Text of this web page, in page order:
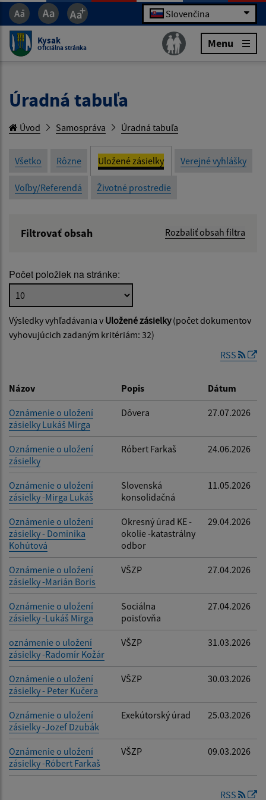
Slovenčina
Kysak
Oficiálna stránka Menu
Úradná tabuľa
Úvod Samospráva Úradná tabuľa
Všetko Rôzne Uložené zásielky Verejné vyhlášky
Voľby/Referendá Životné prostredie
Filtrovať obsah Rozbaliť obsah filtra
Popis:
Dátum zverejnenia od:
Filtrovať
Počet položiek na stránke:
Výsledky vyhľadávania v Uložené zásielky(počet dokumentov
vyhovujúcich zadaným kritériám: 32)
RSS
Názov Popis Dátum
Oznámenie o uložení
zásielky Lukáš Mirga
Dôvera 27.07.2026
Oznámenie o uložení
zásielky
Róbert Farkaš 24.06.2026
Oznámenie o uložení
zásielky -Mirga Lukáš
Slovenská
konsolidačná
11.05.2026
Oznámenie o uložení
zásielky - Dominika
Kohútová
Okresný úrad KE -
okolie -katastrálny
odbor
29.04.2026
Oznámenie o uložení
zásielky -Marián Boris
VŠZP 27.04.2026
Oznámenie o uložení
zásielky -Lukáš Mirga
Sociálna
poisťovňa
27.04.2026
oznámenie o uložení
zásielky -Radomír Kožár
VŠZP 31.03.2026
Oznámenie o uložení
zásielky - Peter Kučera
VŠZP 30.03.2026
Oznámenie o uložení
zásielky -Jozef Dzubák
Exekútorský úrad 25.03.2026
Oznámenie o uložení
zásielky -Róbert Farkaš
VŠZP 09.03.2026
RSS